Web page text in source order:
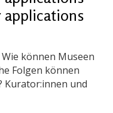
applications
können Museen
Folgen können
Kurator:innen und